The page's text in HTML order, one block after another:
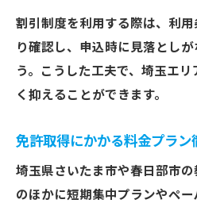
割引制度を利用する際は、利
り確認し、申込時に見落とし
う。こうした工夫で、埼玉エ
く抑えることができます。
免許取得にかかる料金プラン
埼玉県さいたま市や春日部市
のほかに短期集中プランやペ